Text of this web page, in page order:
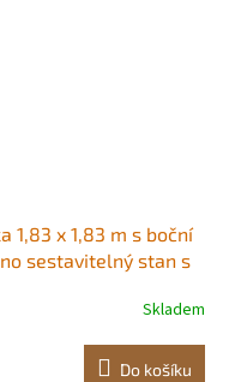
1,83 x 1,83 m s boční
sestavitelný stan s
stínicí plocha
Skladem
Do košíku